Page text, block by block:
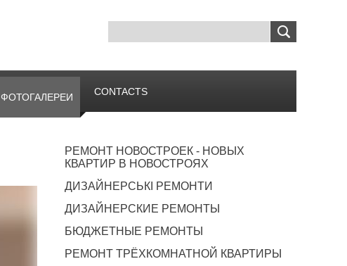
ФОТОГАЛЕРЕИ CONTACTS
РЕМОНТ НОВОСТРОЕК - НОВЫХ
КВАРТИР В НОВОСТРОЯХ
ДИЗАЙНЕРСЬКІ РЕМОНТИ
ДИЗАЙНЕРСКИЕ РЕМОНТЫ
БЮДЖЕТНЫЕ РЕМОНТЫ
РЕМОНТ ТРЁХКОМНАТНОЙ КВАРТИРЫ